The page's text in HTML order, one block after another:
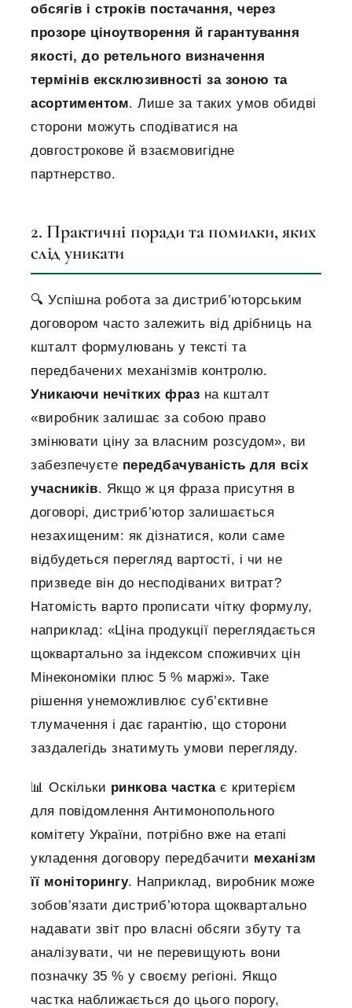
обсягів і строків постачання, через
прозоре ціноутворення й гарантування
якості, до ретельного визначення
термінів ексклюзивності за зоною та
асортиментом. Лише за таких умов обидві
сторони можуть сподіватися на
довгострокове й взаємовигідне
партнерство.
2. Практичні поради та помилки, яких
слід уникати
🔍 Успішна робота за дистриб’юторським
договором часто залежить від дрібниць на
кшталт формулювань у тексті та
передбачених механізмів контролю.
Уникаючи нечітких фраз на кшталт
«виробник залишає за собою право
змінювати ціну за власним розсудом», ви
забезпечуєте передбачуваність для всіх
учасників. Якщо ж ця фраза присутня в
договорі, дистриб’ютор залишається
незахищеним: як дізнатися, коли саме
відбудеться перегляд вартості, і чи не
призведе він до несподіваних витрат?
Натомість варто прописати чітку формулу,
наприклад: «Ціна продукції переглядається
щоквартально за індексом споживчих цін
Мінекономіки плюс 5 % маржі». Таке
рішення унеможливлює суб’єктивне
тлумачення і дає гарантію, що сторони
заздалегідь знатимуть умови перегляду.
📊 Оскільки ринкова часткає критерієм
для повідомлення Антимонопольного
комітету України, потрібно вже на етапі
укладення договору передбачити механізм
її моніторингу. Наприклад, виробник може
зобов’язати дистриб’ютора щоквартально
надавати звіт про власні обсяги збуту та
аналізувати, чи не перевищують вони
позначку 35 % у своєму регіоні. Якщо
частка наближається до цього порогу,